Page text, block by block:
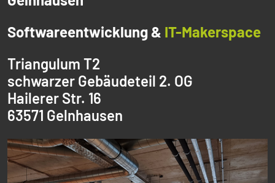
Softwareentwicklung & IT-Makerspace
Triangulum T2
schwarzer Gebäudeteil 2. OG
Hailerer Str. 16
63571 Gelnhausen